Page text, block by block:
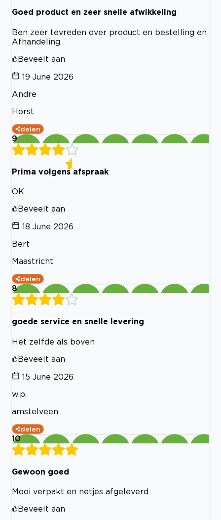
Goed product en zeer snelle afwikkeling
Ben zeer tevreden over product en bestelling en
Afhandeling.
Beveelt aan
19 June 2026
Andre
Horst
delen
9
Prima volgens afspraak
OK
Beveelt aan
18 June 2026
Bert
Maastricht
delen
8
goede service en snelle levering
Het zelfde als boven
Beveelt aan
15 June 2026
w.p.
amstelveen
delen
10
Gewoon goed
Mooi verpakt en netjes afgeleverd
Beveelt aan